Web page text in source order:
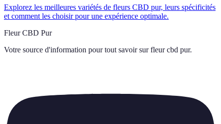
Explorez les meilleures variétés de fleurs CBD pur, leurs spécificités
et comment les choisir pour une expérience optimale.
Fleur CBD Pur
Votre source d'information pour tout savoir sur fleur cbd pur.